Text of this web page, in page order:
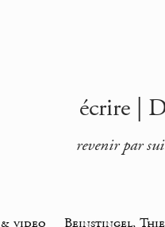
écrire |
revenir par
video Beinstingel,